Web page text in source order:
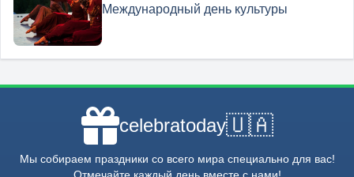
Международный день культуры
celebratoday🇺🇦
Мы собираем праздники со всего мира специально для вас!